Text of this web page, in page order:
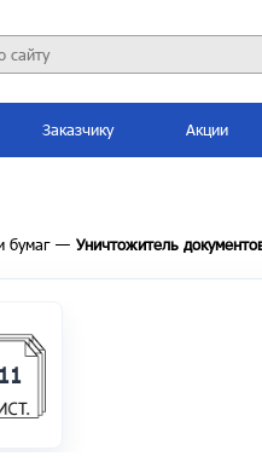
Заказчику Акции
бумаг — Уничтожитель
11